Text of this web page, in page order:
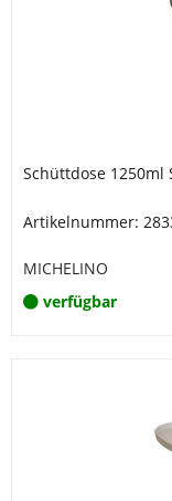
Schüttdose 1250ml
Artikelnummer:
MICHELINO
verfügbar